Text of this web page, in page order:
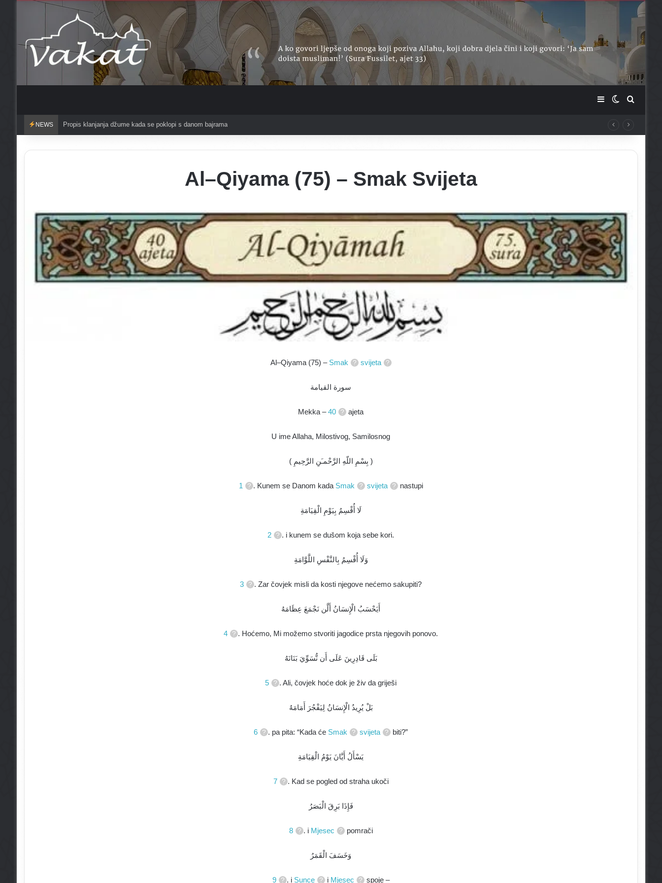
SidebarSwitch skin
NEWS Propis klanjanja džume kada se poklopi s danom bajrama
Al–Qiyama (75) – Smak Svijeta
Al–Qiyama (75) – Smak svijeta
سورة القيامة
Mekka –40 ajeta
U ime Allaha, Milostivog, Samilosnog
( بِسْمِ اللّهِ الرَّحْمـَنِ الرَّحِيمِ )
1 . Kunem se Danom kada Smak svijeta nastupi
لَا أُقْسِمُ بِيَوْمِ الْقِيَامَةِ
2 . i kunem se dušom koja sebe kori.
وَلَا أُقْسِمُ بِالنَّفْسِ اللَّوَّامَةِ
3 . Zar čovjek misli da kosti njegove nećemo sakupiti?
أَيَحْسَبُ الْإِنسَانُ أَلَّن نَجْمَعَ عِظَامَهُ
4 . Hoćemo, Mi možemo stvoriti jagodice prsta njegovih ponovo.
بَلَى قَادِرِينَ عَلَى أَن نُّسَوِّيَ بَنَانَهُ
5 . Ali, čovjek hoće dok je živ da griješi
بَلْ يُرِيدُ الْإِنسَانُ لِيَفْجُرَ أَمَامَهُ
6 . pa pita: “Kada će Smak svijeta biti?”
يَسْأَلُ أَيَّانَ يَوْمُ الْقِيَامَةِ
7 . Kad se pogled od straha ukoči
فَإِذَا بَرِقَ الْبَصَرُ
8 . i Mjesec pomrači
وَخَسَفَ الْقَمَرُ
9 . i Sunce i Mjesec spoje –